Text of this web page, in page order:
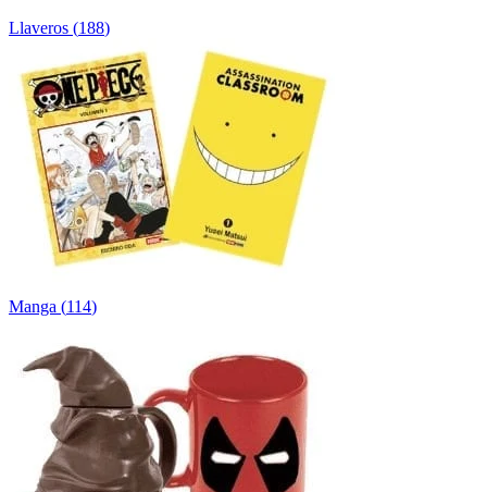
Llaveros (188)
Manga (114)